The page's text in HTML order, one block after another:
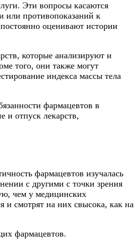
Эти вопросы касаются
или противопоказаний к
оценивают истории
которые анализируют и
того, они также могут
индекса массы тела
фармацевтов в
и отпуск лекарств,
фармацевтов изучалась
с другими с точки зрения
чем у медицинских
и смотрят на них свысока, как на
фармацевтов.